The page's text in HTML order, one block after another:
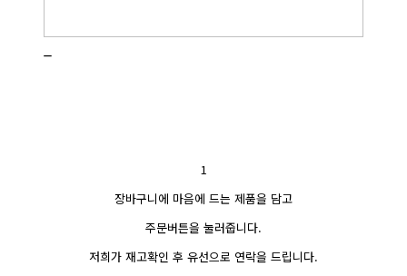
1
장바구니에 마음에 드는 제품을 담고
주문버튼을 눌러줍니다.
저희가 재고확인 후 유선으로 연락을 드립니다.